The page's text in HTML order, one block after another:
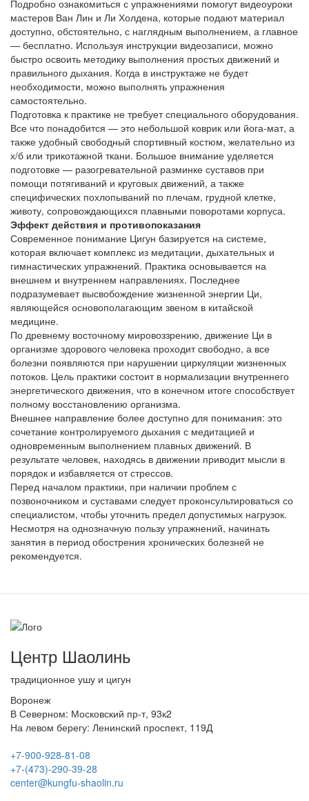
Подробно ознакомиться с упражнениями помогут видеоуроки
мастеров Ван Лин и Ли Холдена, которые подают материал
доступно, обстоятельно, с наглядным выполнением, а главное
— бесплатно. Используя инструкции видеозаписи, можно
быстро освоить методику выполнения простых движений и
правильного дыхания. Когда в инструктаже не будет
необходимости, можно выполнять упражнения
самостоятельно.
Подготовка к практике не требует специального оборудования.
Все что понадобится — это небольшой коврик или йога-мат, а
также удобный свободный спортивный костюм, желательно из
х/б или трикотажной ткани. Большое внимание уделяется
подготовке — разогревательной разминке суставов при
помощи потягиваний и круговых движений, а также
специфических похлопываний по плечам, грудной клетке,
животу, сопровождающихся плавными поворотами корпуса.
Эффект действия и противопоказания
Современное понимание Цигун базируется на системе,
которая включает комплекс из медитации, дыхательных и
гимнастических упражнений. Практика основывается на
внешнем и внутреннем направлениях. Последнее
подразумевает высвобождение жизненной энергии Ци,
являющейся основополагающим звеном в китайской
медицине.
По древнему восточному мировоззрению, движение Ци в
организме здорового человека проходит свободно, а все
болезни появляются при нарушении циркуляции жизненных
потоков. Цель практики состоит в нормализации внутреннего
энергетического движения, что в конечном итоге способствует
полному восстановлению организма.
Внешнее направление более доступно для понимания: это
сочетание контролируемого дыхания с медитацией и
одновременным выполнением плавных движений. В
результате человек, находясь в движении приводит мысли в
порядок и избавляется от стрессов.
Перед началом практики, при наличии проблем с
позвоночником и суставами следует проконсультироваться со
специалистом, чтобы уточнить предел допустимых нагрузок.
Несмотря на однозначную пользу упражнений, начинать
занятия в период обострения хронических болезней не
рекомендуется.
Центр Шаолинь
традиционное ушу и цигун
Воронеж
В Северном: Московский пр-т, 93к2
На левом берегу: Ленинский проспект, 119Д
+7-900-928-81-08
+7-(473)-290-39-28
center@kungfu-shaolin.ru